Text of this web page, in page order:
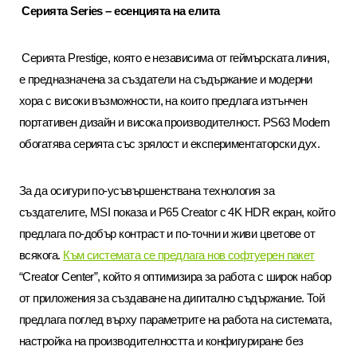
СериятаSeries –есенцията на елита
Серията Prestige, която е независима от геймърската линия,
е предназначена за създатели на съдържание и модерни
хора с високи възможности, на които предлага изтънчен
портативен дизайн и висока производителност. PS63 Modern
обогатява серията със зрялост и експериментаторски дух.
За да осигури по-усъвършенствана технология за
създателите, MSI показа и P65 Creatorс 4K HDR екран, който
предлага по-добър контраст и по-точни и живи цветове от
всякога. Към системата се предлага нов софтуерен пакет
“Creator Center”, който я оптимизира за работа с широк набор
от приложения за създаване на дигитално съдържание. Той
предлага поглед върху параметрите на работа на системата,
настройка на производителността и конфигуриране без